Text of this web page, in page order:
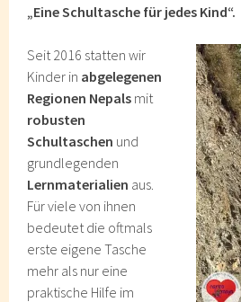
„Eine Schultasche für jedes Kind“.
Seit 2016 statten wir
Kinder in abgelegenen
Regionen Nepals mit
robusten
Schultaschen und
grundlegenden
Lernmaterialien aus.
Für viele von ihnen
bedeutet die oftmals
erste eigene Tasche
mehr als nur eine
praktische Hilfe im